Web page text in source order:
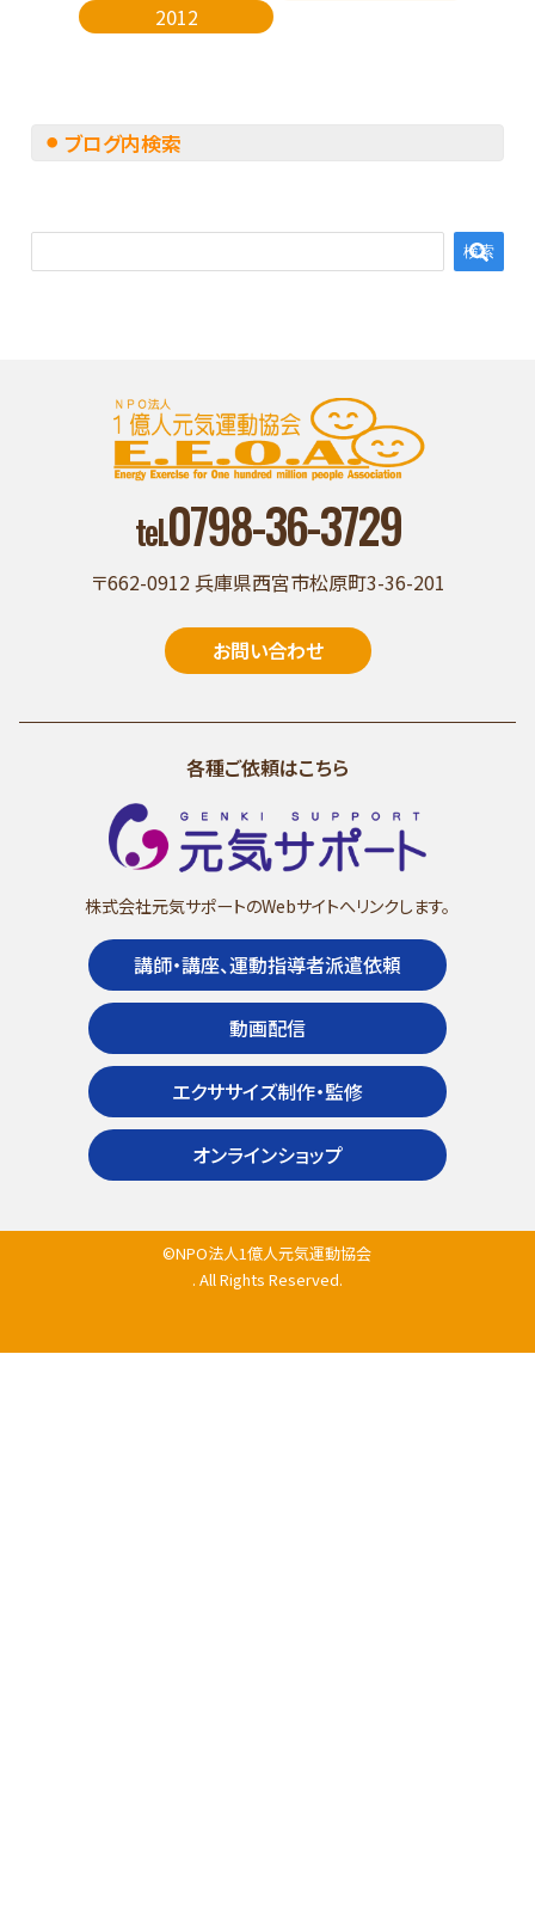
2012
ブログ内検索
tel.0798-36-3729
〒662-0912 兵庫県西宮市松原町3-36-201
お問い合わせ
各種ご依頼はこちら
株式会社元気サポートのWebサイトへリンクします。
講師・講座、運動指導者派遣依頼
動画配信
エクササイズ制作・監修
オンラインショップ
©NPO法人1億人元気運動協会
. All Rights Reserved.